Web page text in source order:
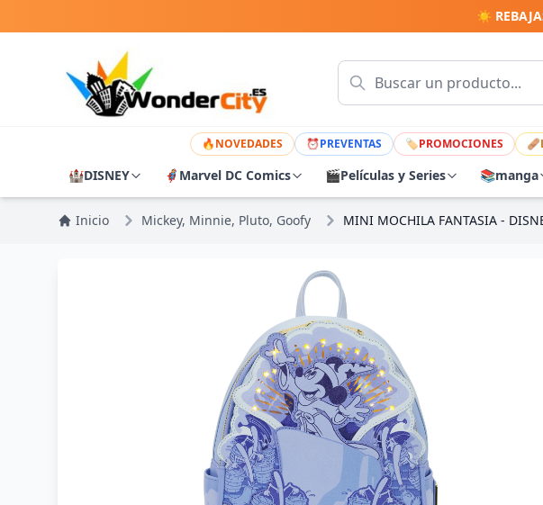
☀️
🔥NOVEDADES ⏰PREVENTAS 🏷PROMOCIONES 🩹
🏰DISNEY 🦸 Marvel DC Comics 🎬Películas y Series 📚manga
Inicio Mickey, Minnie, Pluto, Goofy MINI MOCHILA FANTASIA -